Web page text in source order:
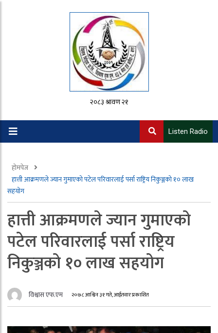
२०८३ श्रावण २१
Listen Radio
होमपेज
हात्ती आक्रमणले ज्यान गुमाएको पटेल परिवारलाई पर्सा राष्ट्रिय निकुञ्जको १० लाख
सहयोग
हात्ती आक्रमणले ज्यान गुमाएको
पटेल परिवारलाई पर्सा राष्ट्रिय
निकुञ्जको १० लाख सहयोग
विश्वास एफ.एम २०७८ आश्विन ३१ गते, आईतवार प्रकाशित